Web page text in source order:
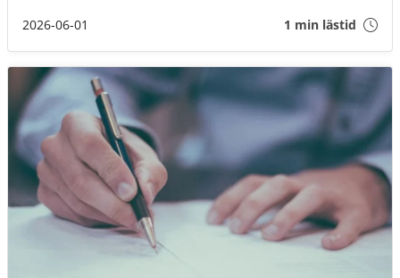
mycket hårt slag mot Sveriges snusare. Om inte
kommer 3 av 4 av oss att drabbas.
2026-06-01 1 min lästid